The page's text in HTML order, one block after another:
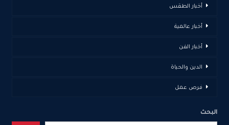
أخبار الطقس
أخبار عالمية
أخبار الفن
الدين والحياة
فرص عمل
البحث